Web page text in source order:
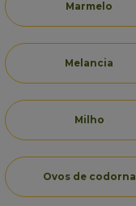
Marmelo
Melancia
Milho
Ovos de codorna